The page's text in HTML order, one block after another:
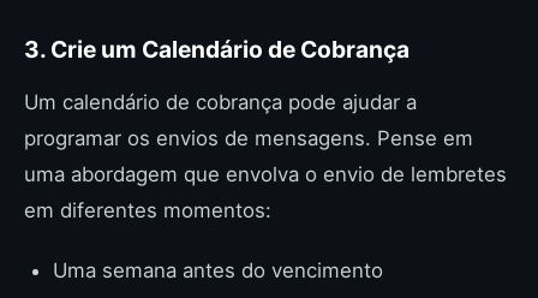
3. Crie um Calendário de Cobrança
Um calendário de cobrança pode ajudar a
programar os envios de mensagens. Pense em
uma abordagem que envolva o envio de lembretes
em diferentes momentos:
Uma semana antes do vencimento